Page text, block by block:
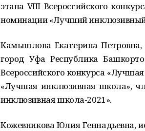
этапа VIII Всероссийского
номинации «Лучший инклюзивный
Камышлова Екатерина
город Уфа Республика
Всероссийского конкурса
«Лучшая инклюзивная школа»,
инклюзивная школа-2021».
Кожевникова Юлия Геннадьевна,